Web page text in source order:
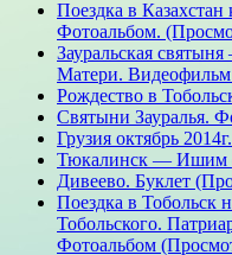
Поездка в
Фотоальбом.
Зауральская
Матери.
Рождество в
Святыни Зауралья.
Грузия октябрь
Тюкалинск — Ишим
Дивеево. Буклет
Поездка в Тобольск
Тобольского.
Фотоальбом